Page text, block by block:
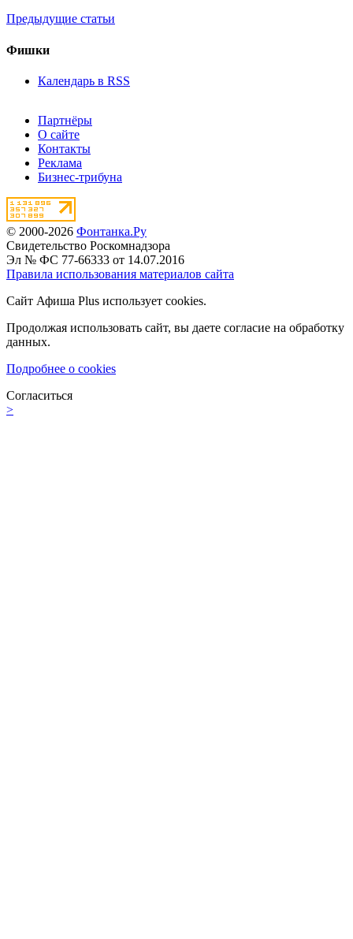
Предыдущие статьи
Фишки
Календарь в RSS
Партнёры
О сайте
Контакты
Реклама
Бизнес-трибуна
© 2000-2026 Фонтанка.Ру
Свидетельство Роскомнадзора
Эл № ФС 77-66333 от 14.07.2016
Правила использования материалов сайта
Сайт Афиша Plus использует cookies.
Продолжая использовать сайт, вы даете согласие на обработку
данных.
Подробнее о cookies
Согласиться
>